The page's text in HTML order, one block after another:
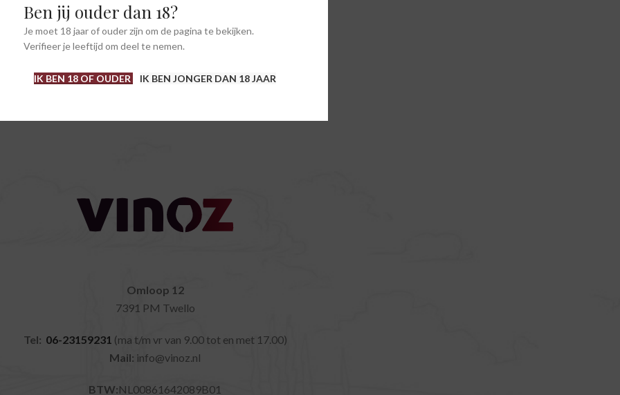
Ben jij ouder dan 18?
Je moet 18 jaar of ouder zijn om de pagina te bekijken.
Verifieer je leeftijd om deel te nemen.
IK BEN 18 OF OUDER IK BEN JONGER DAN 18 JAAR
Omloop 12
7391 PM Twello
Tel: 06-23159231 (ma t/m vr van 9.00 tot en met 17.00)
Mail: info@vinoz.nl
BTW:NL00861642089B01